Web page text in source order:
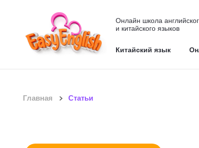
Онлайн школа
и китайского языков
Китайский язык
Главная Статьи